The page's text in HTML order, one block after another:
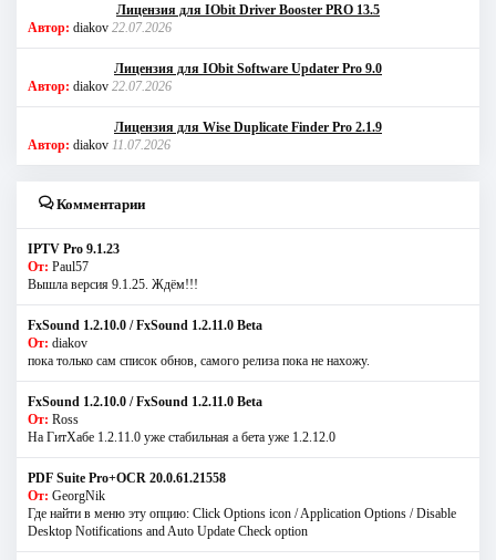
Лицензия для IObit Driver Booster PRO 13.5
Автор: diakov 22.07.2026
Лицензия для IObit Software Updater Pro 9.0
Автор: diakov 22.07.2026
Лицензия для Wise Duplicate Finder Pro 2.1.9
Автор: diakov 11.07.2026
Комментарии
IPTV Pro 9.1.23
От: Paul57
Вышла версия 9.1.25. Ждём!!!
FxSound 1.2.10.0 / FxSound 1.2.11.0 Beta
От: diakov
пока только сам список обнов, самого релиза пока не нахожу.
FxSound 1.2.10.0 / FxSound 1.2.11.0 Beta
От: Ross
На ГитХабе 1.2.11.0 уже стабильная а бета уже 1.2.12.0
PDF Suite Pro+OCR 20.0.61.21558
От: GeorgNik
Где найти в меню эту опцию: Click Options icon / Application Options / Disable
Desktop Notifications and Auto Update Check option